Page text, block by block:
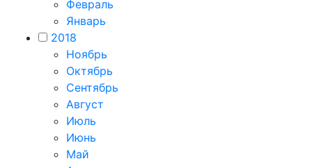
Февраль
Январь
2018
Ноябрь
Октябрь
Сентябрь
Август
Июль
Июнь
Май